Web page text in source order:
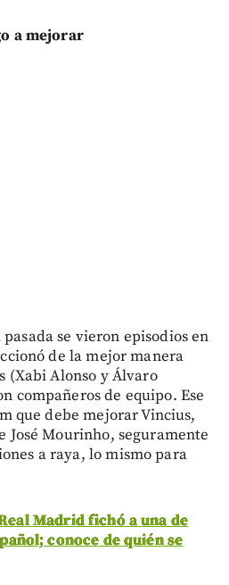
a mejorar
se vieron episodios en
de la mejor manera
(Xabi Alonso y Álvaro
compañeros de equipo. Ese
que debe mejorar Vincius,
José Mourinho, seguramente
a raya, lo mismo para
Madrid fichó a una de
conoce de quién se